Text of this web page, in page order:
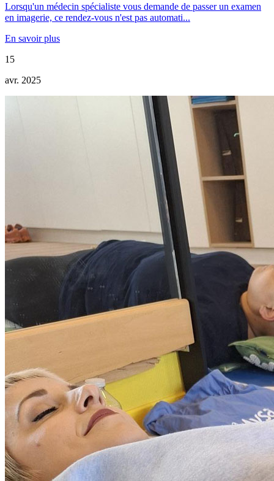
Lorsqu'un médecin spécialiste vous demande de passer un examen
en imagerie, ce rendez-vous n'est pas automati...
En savoir plus
15
avr. 2025